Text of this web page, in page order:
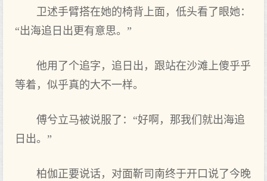
卫述手臂搭在她的椅背上面，低头看了眼她：
“出海追日出更有意思。”
他用了个追字，追日出，跟站在沙滩上傻乎乎
等着，似乎真的大不一样。
傅兮立马被说服了：“好啊，那我们就出海追
日出。”
柏伽正要说话，对面靳司南终于开口说了今晚